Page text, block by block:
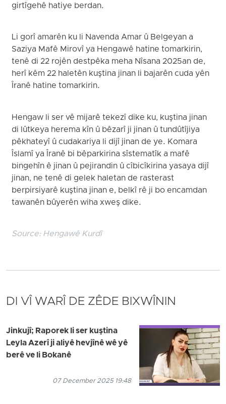
girtîgehê hatiye berdan.
Li gorî amarên ku li Navenda Amar û Belgeyan a
Saziya Mafê Mirovî ya Hengawê hatine tomarkirin,
tenê di 22 rojên destpêka meha Nîsana 2025an de,
herî kêm 22 haletên kuştina jinan li bajarên cuda yên
Îranê hatine tomarkirin.
Hengaw li ser vê mijarê tekezî dike ku, kuştina jinan
di lûtkeya herema kîn û bêzarî ji jinan û tundûtîjiya
pêkhateyî û cudakariya li dijî jinan de ye. Komara
Îslamî ya Îranê bi bêparkirina sîstematîk a mafê
bingehîn ê jinan û pejirandin û cîbicîkirina yasaya dijî
jinan, ne tenê di gelek haletan de rasterast
berpirsiyarê kuştina jinan e, belkî rê ji bo encamdan
tawanên bûyerên wiha xweş dike.
Source: Hengawê Kurdî
DI VÎ WARÎ DE ZÊDE BIXWÎNIN
Jinkujî; Raporek li ser kuştina
Leyla Azerî ji aliyê hevjînê wê yê
berê ve li Bokanê
07 December 2025 19:48